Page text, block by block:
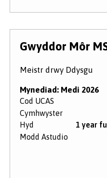
Gwyddor Môr
Meistr drwy Ddysgu
Mynediad: Medi 2026
Cod UCAS
Cymhwyster
Hyd
1 year
Modd Astudio